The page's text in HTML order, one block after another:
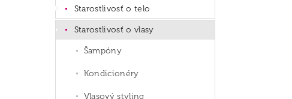
Starostlivosť o telo
Starostlivosť o vlasy
Šampóny
Kondicionéry
Vlasový styling